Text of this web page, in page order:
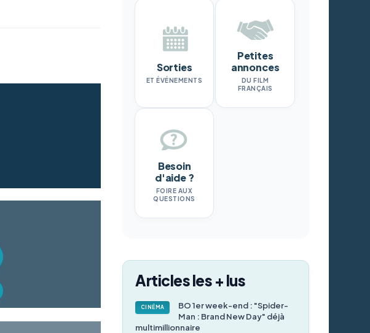
Sorties
ET ÉVÉNEMENTS
Petites
annonces
DU FILM
FRANÇAIS
Besoin
d'aide ?
FOIRE AUX
QUESTIONS
Articles les + lus
CINÉMA
BO 1er week-end : "Spider-
Man : Brand New Day" déjà
multimillionnaire